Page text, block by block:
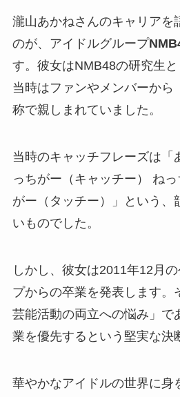
瀧山あかねさんのキャリアを
のが、アイドルグループ
す。彼女はNMB48の研究生と
当時はファンやメンバーから
称で親しまれていました。
当時のキャッチフレーズは「
っちがー（キャッチー） ね
がー（タッチー）」という、
いものでした。
しかし、彼女は2011年12月
プからの卒業を発表します。
芸能活動の両立への悩み」で
業を優先するという堅実な決
華やかなアイドルの世界に身